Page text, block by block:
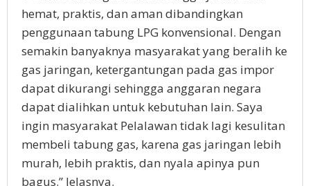
hemat, praktis, dan aman dibandingkan
penggunaan tabung LPG konvensional. Dengan
semakin banyaknya masyarakat yang beralih ke
gas jaringan, ketergantungan pada gas impor
dapat dikurangi sehingga anggaran negara
dapat dialihkan untuk kebutuhan lain. Saya
ingin masyarakat Pelalawan tidak lagi kesulitan
membeli tabung gas, karena gas jaringan lebih
murah, lebih praktis, dan nyala apinya pun
bagus.” Jelasnya.